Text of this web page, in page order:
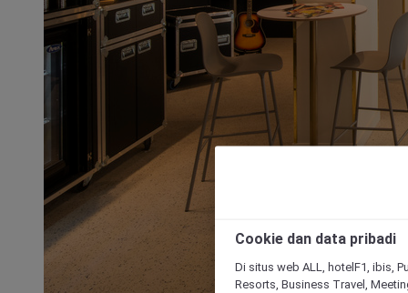
Cookie dan data pribadi
Di situs web ALL, hotelF1, ibis,
Resorts, Business Travel,